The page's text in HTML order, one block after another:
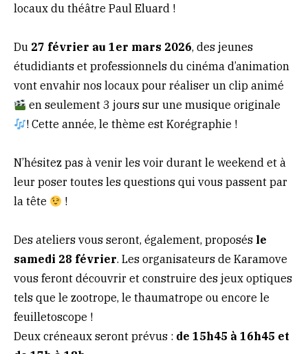
locaux du théâtre Paul Eluard !
Du 27 février au 1er mars 2026, des jeunes
étudidiants et professionnels du cinéma d’animation
vont envahir nos locaux pour réaliser un clip animé
en seulement 3 jours sur une musique originale
! Cette année, le thème est Korégraphie !
N’hésitez pas à venir les voir durant le weekend et à
leur poser toutes les questions qui vous passent par
la tête
!
Des ateliers vous seront, également, proposés le
samedi 28 février. Les organisateurs de Karamove
vous feront découvrir et construire des jeux optiques
tels que le zootrope, le thaumatrope ou encore le
feuilletoscope !
Deux créneaux seront prévus : de 15h45 à 16h45 et